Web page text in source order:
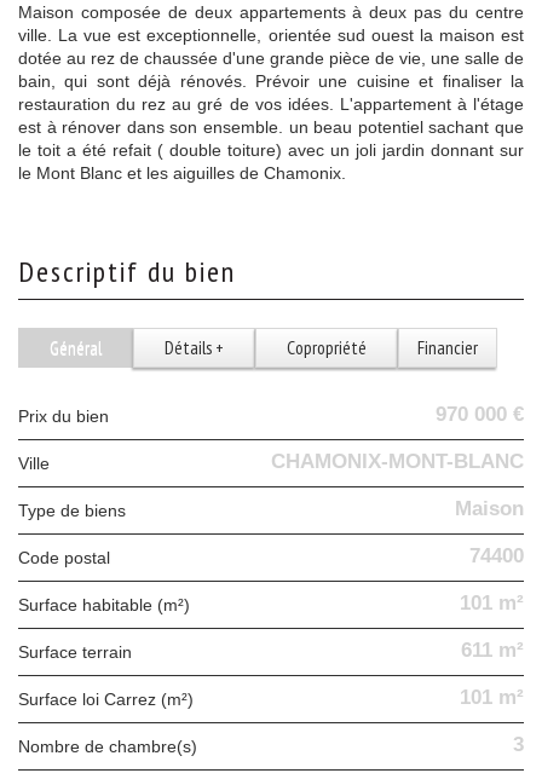
Maison composée de deux appartements à deux pas du centre
ville. La vue est exceptionnelle, orientée sud ouest la maison est
dotée au rez de chaussée d'une grande pièce de vie, une salle de
bain, qui sont déjà rénovés. Prévoir une cuisine et finaliser la
restauration du rez au gré de vos idées. L'appartement à l'étage
est à rénover dans son ensemble. un beau potentiel sachant que
le toit a été refait ( double toiture) avec un joli jardin donnant sur
le Mont Blanc et les aiguilles de Chamonix.
descriptif du bien
Général Détails + Copropriété Financier
Prix du bien 970 000 €
Ville CHAMONIX-MONT-BLANC
Type de biens Maison
Code postal 74400
Surface habitable (m²) 101 m²
surface terrain 611 m²
Surface loi Carrez (m²) 101 m²
Nombre de chambre(s) 3